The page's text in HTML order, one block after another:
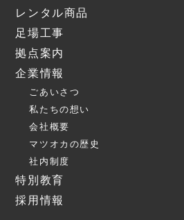
レンタル商品
足場工事
拠点案内
企業情報
ごあいさつ
私たちの想い
会社概要
マツオカの歴史
社内制度
特別教育
採用情報